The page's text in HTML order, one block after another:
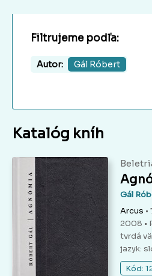
Filtrujeme podľa:
Autor: Gál Róbert
Katalóg kníh
Gál
Arcus •
2008 •
tvrdá
jazyk:
Kód: